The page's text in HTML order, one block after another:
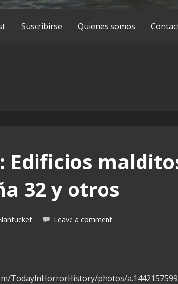
Suscribirse Quienes somos
Edificios
32 y otros
Leave a comment
TodayInHorrorHistory/photos/